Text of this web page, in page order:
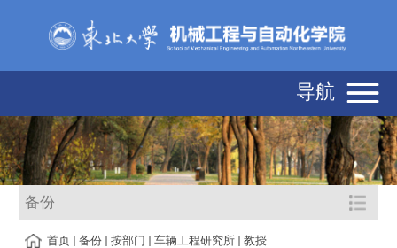
导航
备份
首页 备份 按部门 车辆工程研究所 教授